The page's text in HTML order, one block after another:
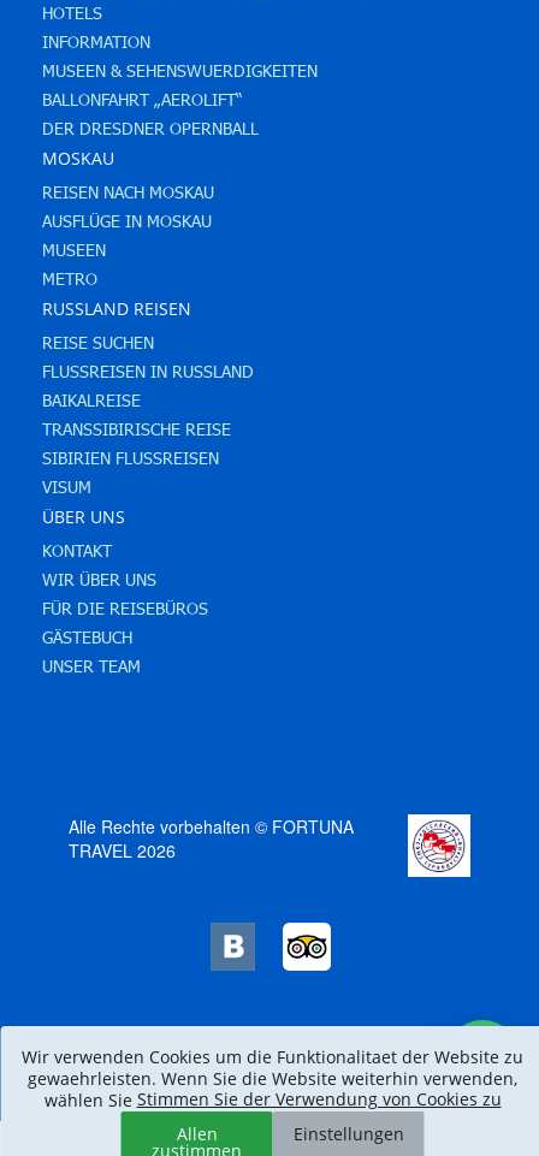
HOTELS
INFORMATION
MUSEEN & SEHENSWUERDIGKEITEN
BALLONFAHRT „AEROLIFT“
DER DRESDNER OPERNBALL
MOSKAU
REISEN NACH MOSKAU
AUSFLÜGE IN MOSKAU
MUSEEN
METRO
RUSSLAND REISEN
REISE SUCHEN
FLUSSREISEN IN RUSSLAND
BAIKALREISE
TRANSSIBIRISCHE REISE
SIBIRIEN FLUSSREISEN
VISUM
ÜBER UNS
KONTAKT
WIR ÜBER UNS
FÜR DIE REISEBÜROS
GÄSTEBUCH
UNSER TEAM
Alle Rechte vorbehalten © FORTUNA
TRAVEL 2026
Wir verwenden Cookies um die Funktionalitaet der Website zu
gewaehrleisten. Wenn Sie die Website weiterhin verwenden,
wählen Sie Stimmen Sie der Verwendung von Cookies zu
Allen
zustimmen
Einstellungen